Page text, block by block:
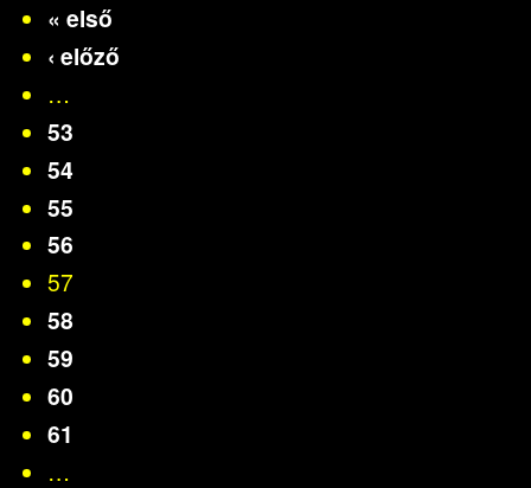
« első
‹ előző
…
53
54
55
56
57
58
59
60
61
…